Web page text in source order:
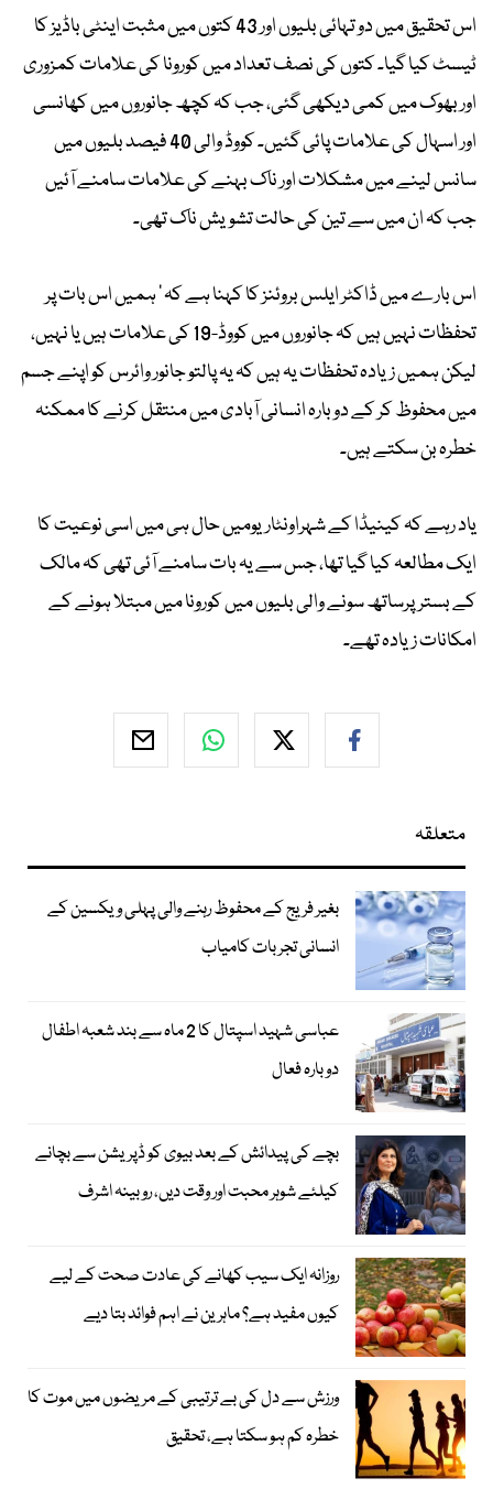
اس تحقیق میں دو تہائی بلیوں اور 43 کتوں میں مثبت اینٹی باڈیز کا
ٹیسٹ کیا گیا۔ کتوں کی نصف تعداد میں کورونا کی علامات کمزوری
اور بھوک میں کمی دیکھی گئی، جب کہ کچھ جانوروں میں کھانسی
اور اسہال کی علامات پائی گئیں۔ کووڈ والی 40 فیصد بلیوں میں
سانس لینے میں مشکلات اور ناک بہنے کی علامات سامنے آئیں
جب کہ ان میں سے تین کی حالت تشویش ناک تھی۔
اس بارے میں ڈاکٹر ایلس بروئنز کا کہنا ہے کہ ' ہمیں اس بات پر
تحفظات نہیں ہیں کہ جانوروں میں کووڈ-19 کی علامات ہیں یا نہیں،
لیکن ہمیں زیادہ تحفظات یہ ہیں کہ یہ پالتو جانور وائرس کو اپنے جسم
میں محفوظ کر کے دوبارہ انسانی آبادی میں منتقل کرنے کا ممکنہ
خطرہ بن سکتے ہیں۔
یاد رہے کہ کینیڈا کے شہراونٹاریومیں حال ہی میں اسی نوعیت کا
ایک مطالعہ کیا گیا تھا، جس سے یہ بات سامنے آئی تھی کہ مالک
کے بسترپرساتھ سونے والی بلیوں میں کورونا میں مبتلا ہونے کے
امکانات زیادہ تھے۔
متعلقہ
بغیر فریج کے محفوظ رہنے والی پہلی ویکسین کے
انسانی تجربات کامیاب
عباسی شہید اسپتال کا 2 ماہ سے بند شعبہ اطفال
دوبارہ فعال
بچے کی پیدائش کے بعد بیوی کو ڈپریشن سے بچانے
کیلئے شوہر محبت اور وقت دیں، روبینہ اشرف
روزانہ ایک سیب کھانے کی عادت صحت کے لیے
کیوں مفید ہے؟ ماہرین نے اہم فوائد بتا دیے
ورزش سے دل کی بے ترتیبی کے مریضوں میں موت کا
خطرہ کم ہو سکتا ہے، تحقیق